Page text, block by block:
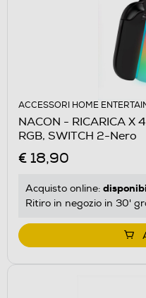
ACCESSORI HOME
NACON - RICARICA X
RGB, SWITCH 2-Nero
€ 18,90
Acquisto online:
Ritiro in negozio in 30'